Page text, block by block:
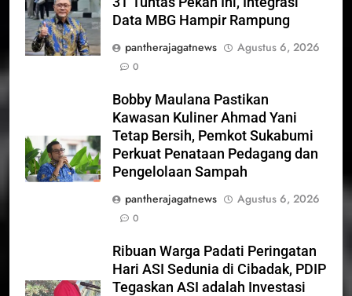
Data MBG Hampir Rampung
pantherajagatnews
Agustus 6, 2026
0
Bobby Maulana Pastikan
Kawasan Kuliner Ahmad Yani
Tetap Bersih, Pemkot Sukabumi
Perkuat Penataan Pedagang dan
Pengelolaan Sampah
pantherajagatnews
Agustus 6, 2026
0
Ribuan Warga Padati Peringatan
Hari ASI Sedunia di Cibadak, PDIP
Tegaskan ASI adalah Investasi